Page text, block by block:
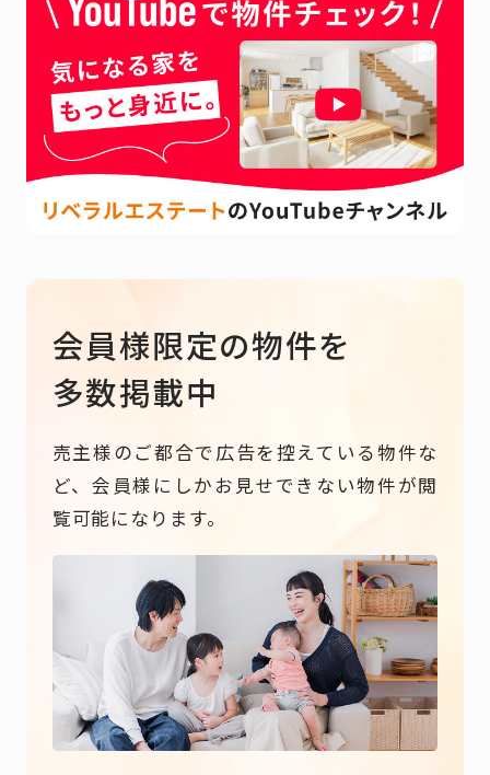
会員様限定の物件を
多数掲載中
売主様のご都合で広告を控えている物件な
ど、会員様にしかお見せできない物件が閲
覧可能になります。